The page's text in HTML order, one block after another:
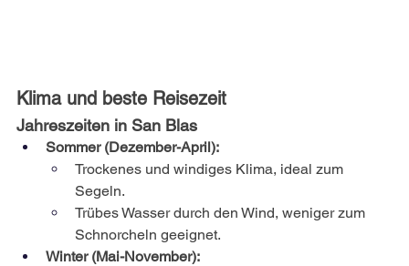
Klima und beste Reisezeit
Jahreszeiten in San Blas
Sommer (Dezember-April):
Trockenes und windiges Klima, ideal zum
Segeln.
Trübes Wasser durch den Wind, weniger zum
Schnorcheln geeignet.
Winter (Mai-November):